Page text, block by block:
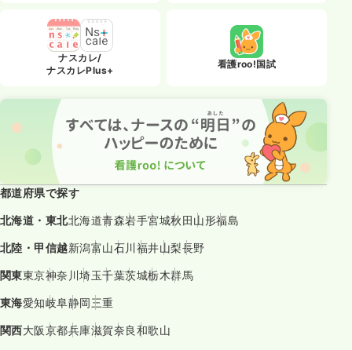
ナスカレ/
ナスカレPlus+
看護roo!国試
都道府県で探す
北海道・東北北海道青森岩手宮城秋田 山形福島
北陸・甲信越新潟富山石川 福井山梨長野
関東東京神奈川埼玉千葉茨城栃木群馬
東海愛知岐阜静岡三重
関西大阪京都兵庫滋賀奈良和歌山